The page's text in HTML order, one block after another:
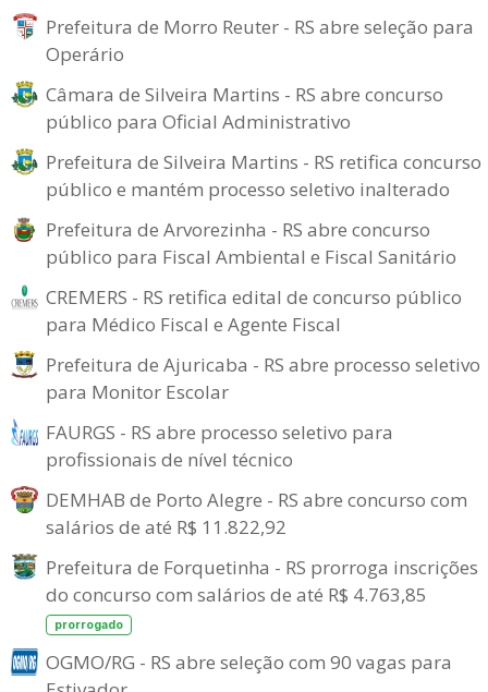
Prefeitura de Morro Reuter - RS abre seleção para
Operário
Câmara de Silveira Martins - RS abre concurso
público para Oficial Administrativo
Prefeitura de Silveira Martins - RS retifica concurso
público e mantém processo seletivo inalterado
Prefeitura de Arvorezinha - RS abre concurso
público para Fiscal Ambiental e Fiscal Sanitário
CREMERS - RS retifica edital de concurso público
para Médico Fiscal e Agente Fiscal
Prefeitura de Ajuricaba - RS abre processo seletivo
para Monitor Escolar
FAURGS - RS abre processo seletivo para
profissionais de nível técnico
DEMHAB de Porto Alegre - RS abre concurso com
salários de até R$ 11.822,92
Prefeitura de Forquetinha - RS prorroga inscrições
do concurso com salários de até R$ 4.763,85
prorrogado
OGMO/RG - RS abre seleção com 90 vagas para